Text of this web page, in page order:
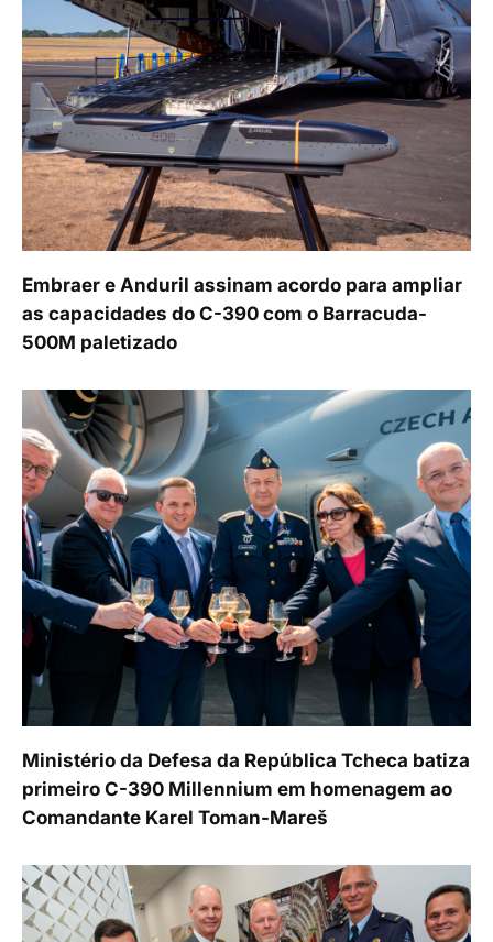
Embraer e Anduril assinam acordo para ampliar
as capacidades do C-390 com o Barracuda-
500M paletizado
Ministério da Defesa da República Tcheca batiza
primeiro C-390 Millennium em homenagem ao
Comandante Karel Toman-Mareš